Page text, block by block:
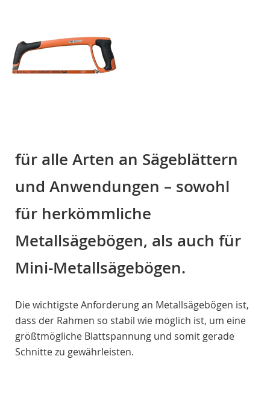
für alle Arten an Sägeblättern
und Anwendungen – sowohl
für herkömmliche
Metallsägebögen, als auch für
Mini-Metallsägebögen.
Die wichtigste Anforderung an Metallsägebögen ist,
dass der Rahmen so stabil wie möglich ist, um eine
größtmögliche Blattspannung und somit gerade
Schnitte zu gewährleisten.